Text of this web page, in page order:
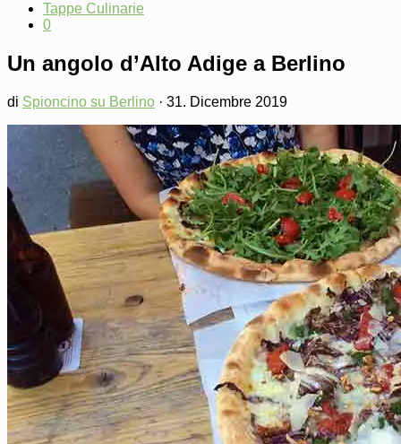
Tappe Culinarie
0
Un angolo d’Alto Adige a Berlino
di Spioncino su Berlino · 31. Dicembre 2019